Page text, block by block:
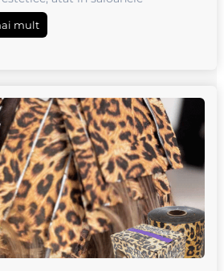
cât și în clinicile specializate.
echipamentelo...
mult